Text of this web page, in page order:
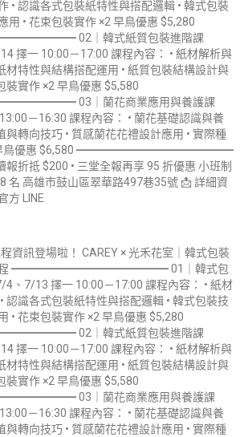
資訊登場啦！ CAREY × 光禾花室｜韓式包裝
課程 ━━━━━━━━━━━━━━ 01｜韓式包
、7/13 擇一 10:00－17:00 課程內容： • 紙材
認識各式包裝紙特性與搭配邏輯 • 韓式包裝技
• 花束包裝實作 ×2 早鳥優惠 $5,280
02｜韓式紙質包裝進階課
擇一 10:00－17:00 課程內容： • 紙材解析與
材特性與結構搭配運用 • 紙質包裝結構設計與
裝實作 ×2 早鳥優惠 $5,580
03｜蘭花商業應用與養護課
－16:30 課程內容： • 蘭花基礎認識與養
與轉向技巧 • 質感蘭花花禮設計應用 • 實際種